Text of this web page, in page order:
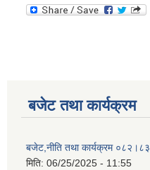
बजेट तथा कार्यक्रम
बजेट,नीति तथा कार्यक्रम ०८२।८३
मिति: 06/25/2025 - 11:55